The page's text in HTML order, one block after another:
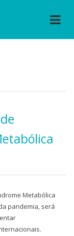
Metabólica
pandemia, será